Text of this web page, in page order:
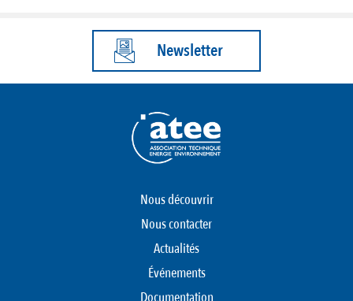
Newsletter
Nous découvrir
Nous contacter
Actualités
Événements